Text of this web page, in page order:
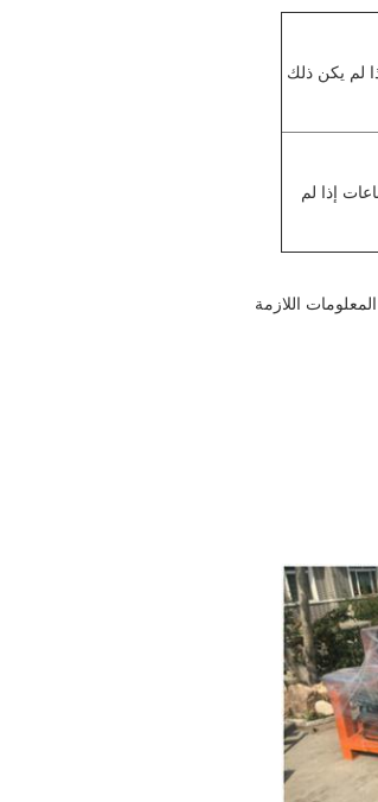
لم يكن ذلك
وحل مشكلتك في نصف ساعة إذا كنا في نفس المنطقة الزمنية، مع أقصى 8 ساعات إذا لم
اللازمة